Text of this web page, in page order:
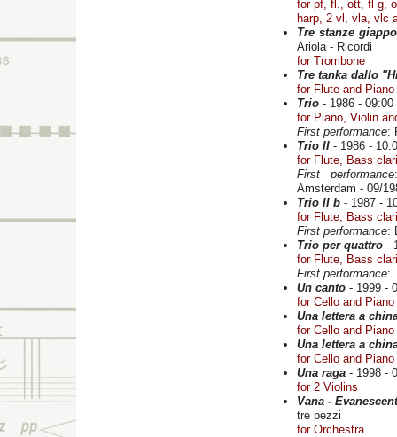
for pf, fl., ott, fl g,
harp, 2 vl, vla, vlc
Tre stanze
Ariola - Ricordi
for Trombone
Tre tanka dallo
for Flute and Piano
Trio - 1986 -
for Piano, Violin
First performance:
Trio II - 1986 -
for Flute, Bass
First performance
Amsterdam - 09/
Trio II b - 1987 -
for Flute, Bass
First performance:
Trio per quattro -
for Flute, Bass
First performance:
Un canto - 1999 -
for Cello and Piano
Una lettera a
for Cello and Piano
Una lettera a
for Cello and Piano
Una raga - 1998 -
for 2 Violins
Vana -
tre pezzi
for Orchestra